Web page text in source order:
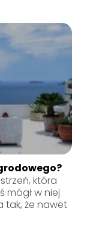
która
mógł w niej
tak, że nawet